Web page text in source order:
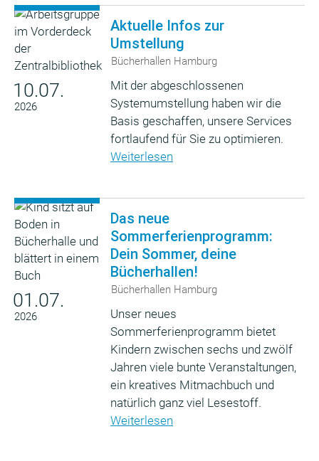
10.07.
2026
Aktuelle Infos zur
Umstellung
Bücherhallen Hamburg
Mit der abgeschlossenen
Systemumstellung haben wir die
Basis geschaffen, unsere Services
fortlaufend für Sie zu optimieren.
Weiterlesen
01.07.
2026
Das neue
Sommerferienprogramm:
Dein Sommer, deine
Bücherhallen!
Bücherhallen Hamburg
Unser neues
Sommerferienprogramm bietet
Kindern zwischen sechs und zwölf
Jahren viele bunte Veranstaltungen,
ein kreatives Mitmachbuch und
natürlich ganz viel Lesestoff.
Weiterlesen